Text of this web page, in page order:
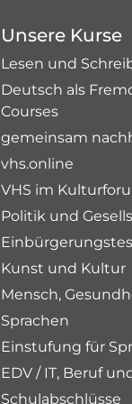
Unsere Kurse
Lesen und
Deutsch als
Courses
gemeinsam
vhs.online
VHS im
Politik und
Kunst und Kultur
Mensch,
Sprachen
Einstufung für
EDV / IT, Beruf
Schulabschlüsse